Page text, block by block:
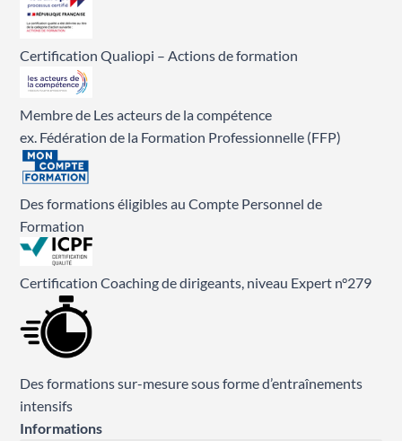
Certification Qualiopi – Actions de formation
Membre de Les acteurs de la compétence
ex. Fédération de la Formation Professionnelle (FFP)
Des formations éligibles au Compte Personnel de
Formation
Certification Coaching de dirigeants, niveau Expert n°279
Des formations sur-mesure sous forme d’entraînements
intensifs
Informations